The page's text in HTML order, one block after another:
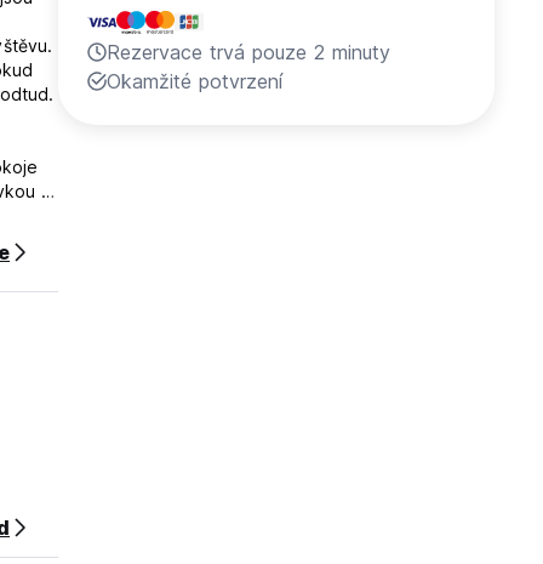
s
Rezervace trvá pouze 2 minuty
Okamžité potvrzení